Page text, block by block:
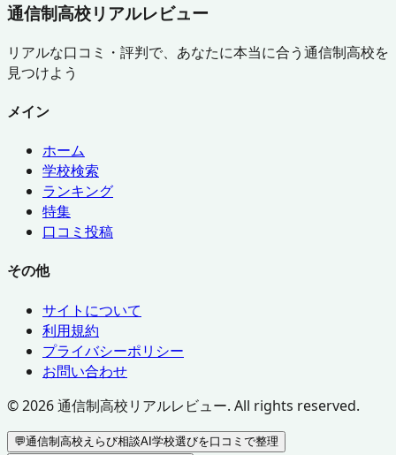
通信制高校リアルレビュー
リアルな口コミ・評判で、あなたに本当に合う通信制高校を
見つけよう
メイン
ホーム
学校検索
ランキング
特集
口コミ投稿
その他
サイトについて
利用規約
プライバシーポリシー
お問い合わせ
©2026通信制高校リアルレビュー. All rights reserved.
💬通信制高校えらび相談AI学校選びを口コミで整理